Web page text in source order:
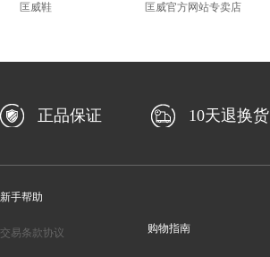
匡威鞋
匡威官方网站专卖店
正品保证 10天退换货
新手帮助
交易条款协议 购物指南